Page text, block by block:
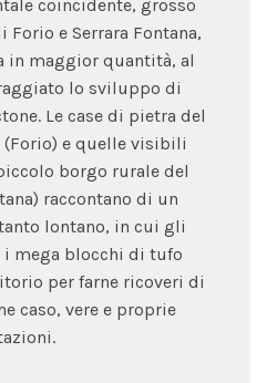
coincidente, grosso
e Serrara Fontana,
in maggior quantità, al
lo sviluppo di
Le case di pietra del
(Forio) e quelle visibili
borgo rurale del
raccontano di un
lontano, in cui gli
i mega blocchi di tufo
per farne ricoveri di
caso, vere e proprie